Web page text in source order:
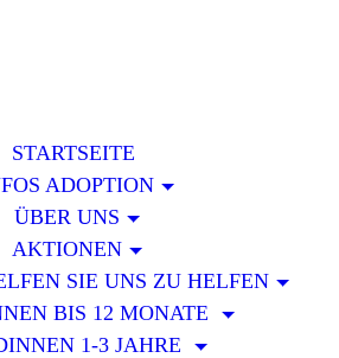
STARTSEITE
ADOPTION
ÜBER UNS
AKTIONEN
SIE UNS ZU HELFEN
BIS 12 MONATE
1-3 JAHRE